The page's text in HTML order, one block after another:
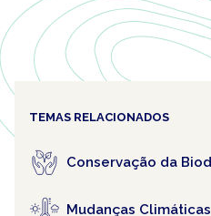
TEMAS RELACIONADOS
Conservação da
Mudanças Climáticas